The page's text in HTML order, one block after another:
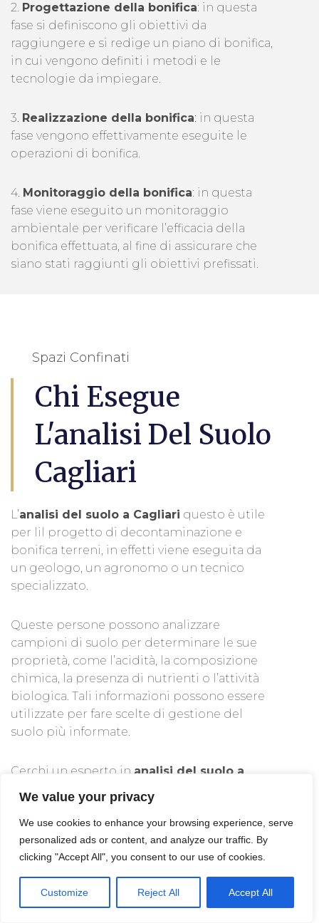
We value your privacy
We use cookies to enhance your browsing experience, serve
personalized ads or content, and analyze our traffic. By
clicking "Accept All", you consent to our use of cookies.
Customize Reject All Accept All
2. Progettazione della bonifica: in questa
fase si definiscono gli obiettivi da
raggiungere e si redige un piano di bonifica,
in cui vengono definiti i metodi e le
tecnologie da impiegare.
3. Realizzazione della bonifica: in questa
fase vengono effettivamente eseguite le
operazioni di bonifica.
4. Monitoraggio della bonifica: in questa
fase viene eseguito un monitoraggio
ambientale per verificare l’efficacia della
bonifica effettuata, al fine di assicurare che
siano stati raggiunti gli obiettivi prefissati.
Spazi Confinati
Chi Esegue
L'analisi Del Suolo
Cagliari
L’analisi del suolo a Cagliari questo è utile
per lil progetto di decontaminazione e
bonifica terreni, in effetti viene eseguita da
un geologo, un agronomo o un tecnico
specializzato.
Queste persone possono analizzare
campioni di suolo per determinare le sue
proprietà, come l’acidità, la composizione
chimica, la presenza di nutrienti o l’attività
biologica. Tali informazioni possono essere
utilizzate per fare scelte di gestione del
suolo più informate.
Cerchi un esperto in analisi del suolo a
Cagliari? Sul nostro sito trovi le migliori
aziende e i professionisti della provincia:
richiedi senza impegno tutti i preventivi che
vuoi e seleziona il referente migliore per te!